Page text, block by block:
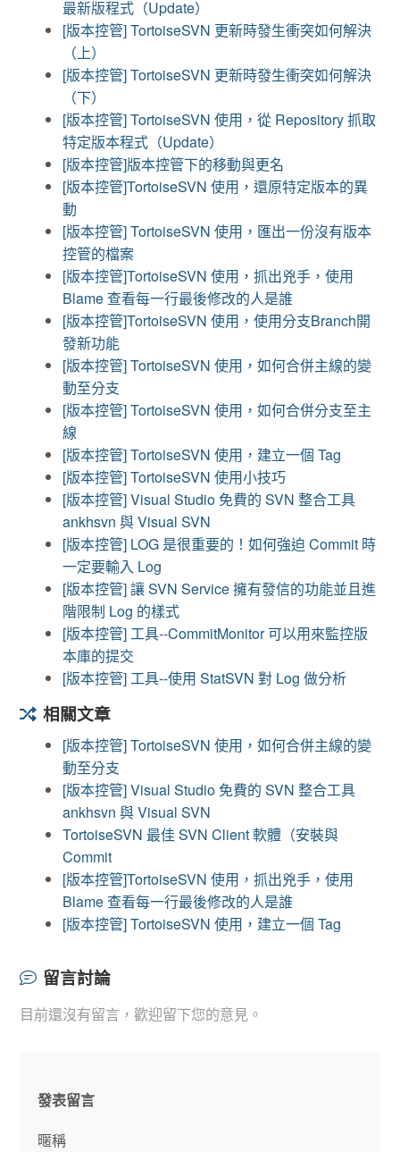
最新版程式（Update）
[版本控管] TortoiseSVN 更新時發生衝突如何解決
（上）
[版本控管] TortoiseSVN 更新時發生衝突如何解決
（下）
[版本控管] TortoiseSVN 使用，從 Repository 抓取
特定版本程式（Update）
[版本控管]版本控管下的移動與更名
[版本控管]TortoiseSVN 使用，還原特定版本的異
動
[版本控管] TortoiseSVN 使用，匯出一份沒有版本
控管的檔案
[版本控管]TortoiseSVN 使用，抓出兇手，使用
Blame 查看每一行最後修改的人是誰
[版本控管]TortoiseSVN 使用，使用分支Branch開
發新功能
[版本控管] TortoiseSVN 使用，如何合併主線的變
動至分支
[版本控管] TortoiseSVN 使用，如何合併分支至主
線
[版本控管] TortoiseSVN 使用，建立一個 Tag
[版本控管] TortoiseSVN 使用小技巧
[版本控管] Visual Studio 免費的 SVN 整合工具
ankhsvn 與 Visual SVN
[版本控管] LOG 是很重要的！如何強迫 Commit 時
一定要輸入 Log
[版本控管] 讓 SVN Service 擁有發信的功能並且進
階限制 Log 的樣式
[版本控管] 工具--CommitMonitor 可以用來監控版
本庫的提交
[版本控管] 工具--使用 StatSVN 對 Log 做分析
相關文章
[版本控管] TortoiseSVN 使用，如何合併主線的變
動至分支
[版本控管] Visual Studio 免費的 SVN 整合工具
ankhsvn 與 Visual SVN
TortoiseSVN 最佳 SVN Client 軟體（安裝與
Commit
[版本控管]TortoiseSVN 使用，抓出兇手，使用
Blame 查看每一行最後修改的人是誰
[版本控管] TortoiseSVN 使用，建立一個 Tag
留言討論
目前還沒有留言，歡迎留下您的意見。
發表留言
暱稱